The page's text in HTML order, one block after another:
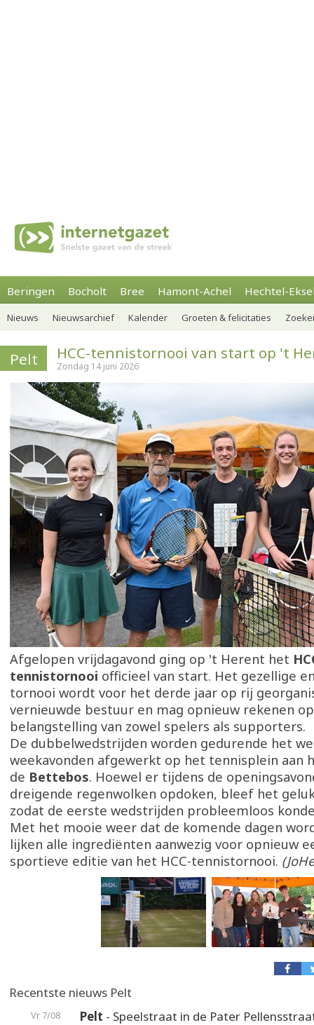
Beringen Bocholt Bree Hamont-Achel Hechtel-
Nieuws Nieuwsarchief Kalender Groeten & felicitaties
Pelt HCC-tennistornooi van start op 't
Zondag 14 juni 2026
Afgelopen vrijdagavond ging op 't Herent het
tennistornooi officieel van start. Het gezellige
tornooi wordt voor het derde jaar op rij
vernieuwde bestuur en mag opnieuw rekenen
belangstelling van zowel spelers als supporters.
De dubbelwedstrijden worden gedurende het
weekavonden afgewerkt op het tennisplein aan
de Bettebos. Hoewel er tijdens de
dreigende regenwolken opdoken, bleef het
zodat de eerste wedstrijden probleemloos
Met het mooie weer dat de komende dagen
lijken alle ingrediënten aanwezig voor opnieuw
sportieve editie van het HCC-tennistornooi.
Recentste nieuws Pelt
Vr 7/08 Pelt - Speelstraat in de Pater